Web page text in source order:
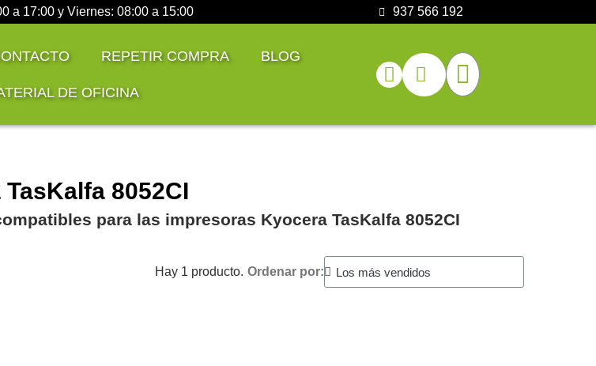
a 17:00 y Viernes: 08:00 a 15:00 937 566 192
REPETIR COMPRA BLOG
DE OFICINA
8052CI
para las impresoras Kyocera TasKalfa 8052CI
Hay 1 producto. Ordenar por: